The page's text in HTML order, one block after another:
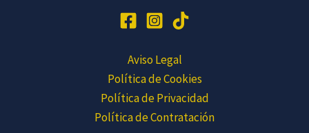
Aviso Legal
Política de Cookies
Política de Privacidad
Política de Contratación